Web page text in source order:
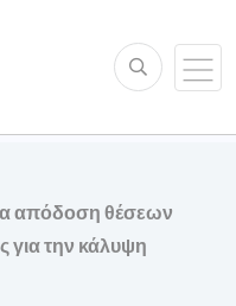
απόδοση θέσεων
την κάλυψη